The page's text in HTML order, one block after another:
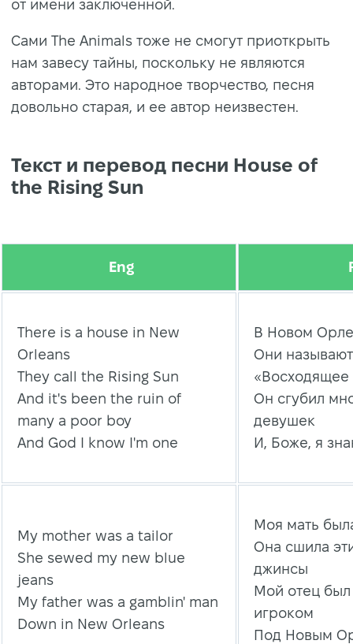
от имени заключенной.
Сами The Animals тоже не смогут приоткрыть
нам завесу тайны, поскольку не являются
авторами. Это народное творчество, песня
довольно старая, и ее автор неизвестен.
Текст и перевод песни House of
the Rising Sun
Eng
There is a house in New
Orleans
They call the Rising Sun
And it's been the ruin of
many a poor boy
And God I know I'm one
В Новом
Они
«Восходящее
Он сгубил
девушек
И, Боже, я
My mother was a tailor
She sewed my new blue
jeans
My father was a gamblin' man
Down in New Orleans
Моя мать
Она сшила
джинсы
Мой отец
игроком
Под Новым